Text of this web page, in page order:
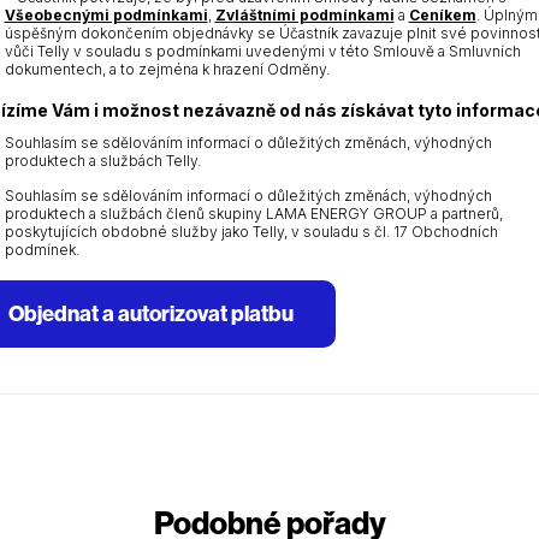
Všeobecnými podmínkami Zvláštními podmínkami a Ceníkem .
úspěšným dokončením objednávky se Účastník zavazuje plnit své
vůči Telly v souladu s podmínkami uvedenými v této Smlouvě a Smluvních
dokumentech, a to zejména k hrazení Odměny.
Vám i možnost nezávazně od nás získávat tyto
Souhlasím se sdělováním informací o důležitých změnách, výhodných
produktech a službách Telly.
Souhlasím se sdělováním informací o důležitých změnách, výhodných
produktech a službách členů skupiny LAMA ENERGY GROUP a partnerů,
poskytujících obdobné služby jako Telly, v souladu s čl. 17 Obchodních
podmínek.
Objednat a autorizovat platbu
Podobné pořady